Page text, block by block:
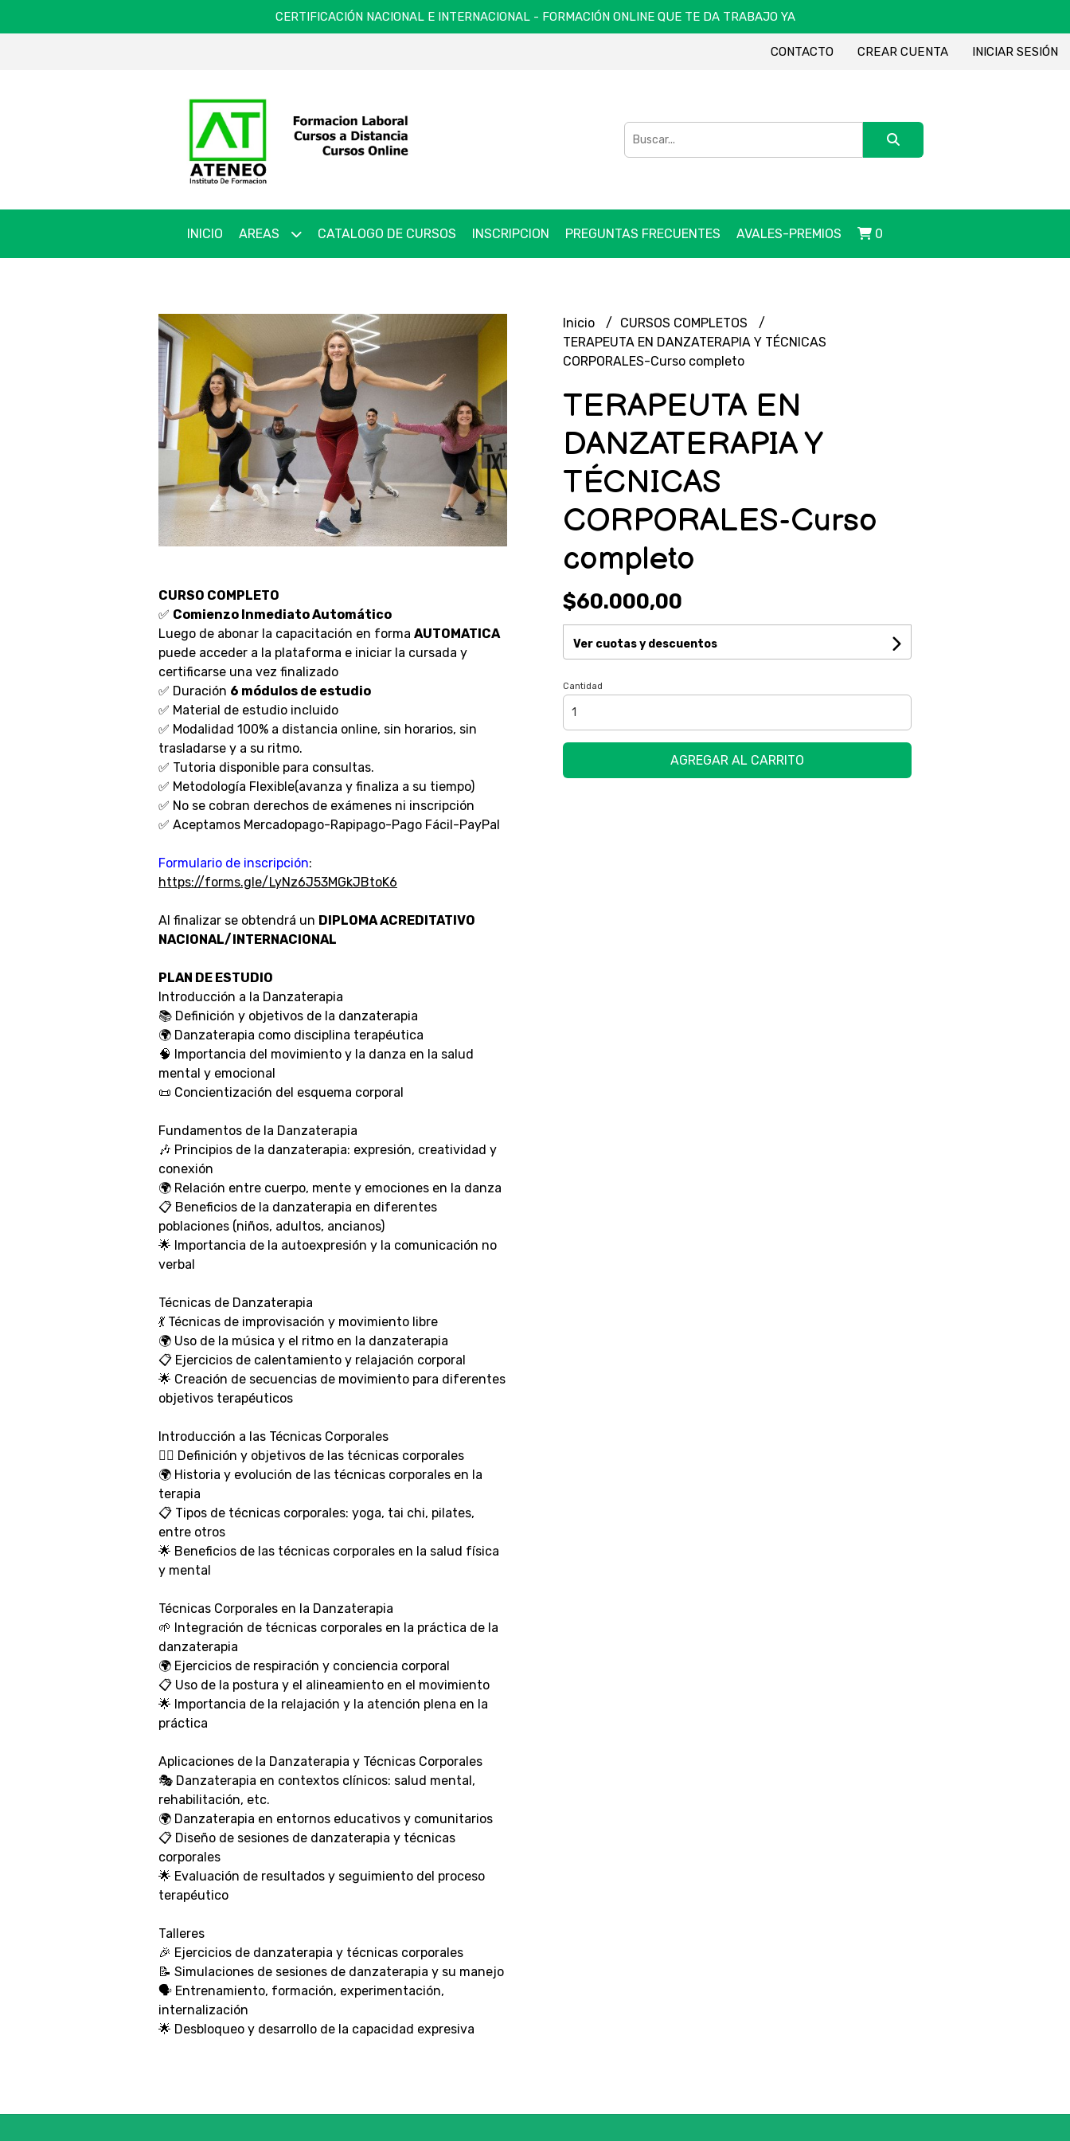
CERTIFICACIÓN NACIONAL E INTERNACIONAL - FORMACIÓN ONLINE QUE TE DA TRABAJO YA
CONTACTO CREAR CUENTA INICIAR SESIÓN
INICIO AREAS CATALOGO DE CURSOS INSCRIPCION PREGUNTAS FRECUENTES AVALES-PREMIOS 0
CURSO COMPLETO
✅ Comienzo Inmediato Automático
Luego de abonar la capacitación en forma AUTOMATICA
puede acceder a la plataforma e iniciar la cursada y
certificarse una vez finalizado
✅ Duración 6 módulos de estudio
✅ Material de estudio incluido
✅ Modalidad 100% a distancia online, sin horarios, sin
trasladarse y a su ritmo.
✅ Tutoria disponible para consultas.
✅ Metodología Flexible(avanza y finaliza a su tiempo)
✅ No se cobran derechos de exámenes ni inscripción
✅ Aceptamos Mercadopago-Rapipago-Pago Fácil-PayPal
Formulario de inscripción:
https://forms.gle/LyNz6J53MGkJBtoK6
Al finalizar se obtendrá un DIPLOMA ACREDITATIVO
NACIONAL/INTERNACIONAL
PLAN DE ESTUDIO
Introducción a la Danzaterapia
📚 Definición y objetivos de la danzaterapia
🌍 Danzaterapia como disciplina terapéutica
🧠 Importancia del movimiento y la danza en la salud
mental y emocional
📜 Concientización del esquema corporal
Fundamentos de la Danzaterapia
🎶 Principios de la danzaterapia: expresión, creatividad y
conexión
🌍 Relación entre cuerpo, mente y emociones en la danza
📋 Beneficios de la danzaterapia en diferentes
poblaciones (niños, adultos, ancianos)
🌟 Importancia de la autoexpresión y la comunicación no
verbal
Técnicas de Danzaterapia
💃 Técnicas de improvisación y movimiento libre
🌍 Uso de la música y el ritmo en la danzaterapia
📋 Ejercicios de calentamiento y relajación corporal
🌟 Creación de secuencias de movimiento para diferentes
objetivos terapéuticos
Introducción a las Técnicas Corporales
🧘‍♀️ Definición y objetivos de las técnicas corporales
🌍 Historia y evolución de las técnicas corporales en la
terapia
📋 Tipos de técnicas corporales: yoga, tai chi, pilates,
entre otros
🌟 Beneficios de las técnicas corporales en la salud física
y mental
Técnicas Corporales en la Danzaterapia
🌱 Integración de técnicas corporales en la práctica de la
danzaterapia
🌍 Ejercicios de respiración y conciencia corporal
📋 Uso de la postura y el alineamiento en el movimiento
🌟 Importancia de la relajación y la atención plena en la
práctica
Aplicaciones de la Danzaterapia y Técnicas Corporales
🎭 Danzaterapia en contextos clínicos: salud mental,
rehabilitación, etc.
🌍 Danzaterapia en entornos educativos y comunitarios
📋 Diseño de sesiones de danzaterapia y técnicas
corporales
🌟 Evaluación de resultados y seguimiento del proceso
terapéutico
Talleres
🎉 Ejercicios de danzaterapia y técnicas corporales
📝 Simulaciones de sesiones de danzaterapia y su manejo
🗣️ Entrenamiento, formación, experimentación,
internalización
🌟 Desbloqueo y desarrollo de la capacidad expresiva
Inicio
CURSOS COMPLETOS
TERAPEUTA EN DANZATERAPIA Y TÉCNICAS
CORPORALES-Curso completo
TERAPEUTA EN
DANZATERAPIA Y
TÉCNICAS
CORPORALES-Curso
completo
$60.000,00
Ver cuotas y descuentos
Cantidad
AGREGAR AL CARRITO